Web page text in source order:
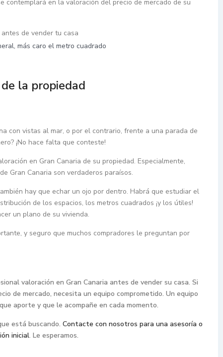
contemplará en la valoración del precio de mercado de su
más caro el metro cuadrado
la propiedad
con vistas al mar, o por el contrario, frente a una parada de
¡No hace falta que conteste!
en Gran Canaria de su propiedad. Especialmente,
Gran Canaria son verdaderos paraísos.
hay que echar un ojo por dentro. Habrá que estudiar el
de los espacios, los metros cuadrados ¡y los útiles!
un plano de su vivienda.
y seguro que muchos compradores le preguntan por
valoración en Gran Canaria antes de vender su casa. Si
de mercado, necesita un equipo comprometido. Un equipo
aporte y que le acompañe en cada momento.
está buscando. Contacte con nosotros para una asesoría o
inicial. Le esperamos.